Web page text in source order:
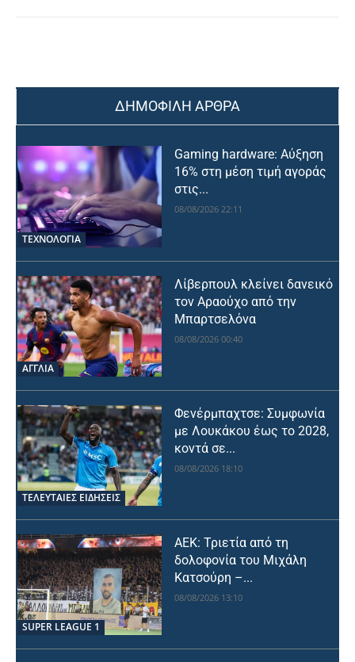
ΔΗΜΟΦΙΛΗ ΑΡΘΡΑ
ΤΕΧΝΟΛΟΓΙΑ
Gaming hardware: Αύξηση
16% στη μέση τιμή αγοράς
στις...
08/08/2026 22:11
ΑΓΓΛΙΑ
Λίβερπουλ κλείνει δανεικό
τον Αραούχο από την
Μπαρτσελόνα
08/08/2026 00:40
ΤΕΛΕΥΤΑΙΕΣ ΕΙΔΗΣΕΙΣ
Φενέρμπαχτσε: Συμφωνία
με Λουκάκου έως το 2028,
κοντά σε...
08/08/2026 18:10
SUPER LEAGUE 1
ΑΕΚ: Τριετία από τη
δολοφονία του Μιχάλη
Κατσούρη –...
08/08/2026 13:10